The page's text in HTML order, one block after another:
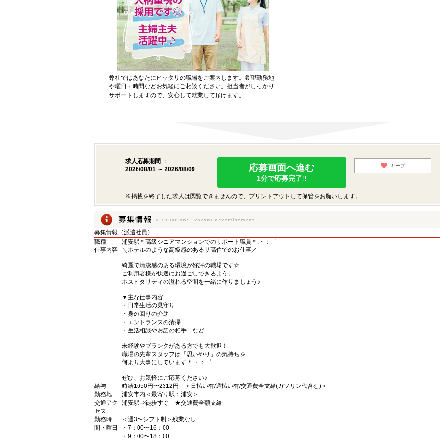
弊社ではあなたにピッタリの職場をご案内します。希望勤務地
や曜日・時間などお気軽にご相談ください。担当者がしっかり
サポートしますので、安心して就業して頂けます。
求人応募期間 ：
2026/08/01 ～ 2026/08/09
応募画面へ進む
1分で応募完了!!
キープ
※掲載を終了した求人は閲覧できませんので、プリントアウトして保管をお願いします。
募集情報（派遣社員）
職種
浦安駅＊高級シニアマンションでのサポート職員＊.・：゜
仕事内容
＼ホテルのような高級感のあるサ高住でのお仕事／
綺麗で清潔感のある環境が好評の職場です☆
ご利用者様が快適にお過ごしできるよう、
ホスピタリティの溢れる空間を一緒に作りましょう♪
▼主な仕事内容
・日常生活の見守り
・身の回りの介助
・エントランスの清掃
・生活相談やお話の相手 など
未経験やブランクがある方でも大歓迎！
職場の先輩スタッフは「思いやり」の気持ちを
何より大事にしています＊.・：゜
ぜひ、お気軽にご応募ください♪
給与
時給1650円〜2312円 ＜日払い有/週払い有/交通費全支給(ガソリン代含む)＞
勤務地
浦安市内＜最寄り駅：浦安＞
交通アク
セス
浦安駅⇒徒歩すぐ ★交通費全額支給
勤務時
間・曜日
＜週3〜シフト制＞残業なし
・7：00〜16：00
・9：00〜18：00